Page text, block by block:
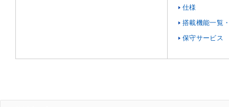
仕様
搭載機能一覧
保守サービス